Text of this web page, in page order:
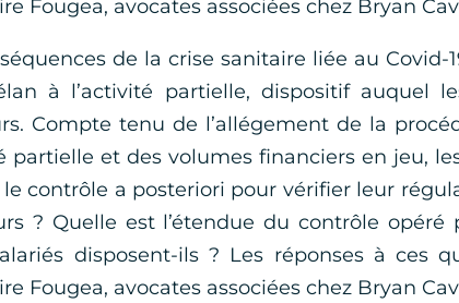
Fougea, avocates associées chez Bryan
de la crise sanitaire liée au Covid-
à l’activité partielle, dispositif auquel
Compte tenu de l’allégement de la
partielle et des volumes financiers en jeu,
contrôle a posteriori pour vérifier leur
? Quelle est l’étendue du contrôle opéré
disposent-ils ? Les réponses à ces
Fougea, avocates associées chez Bryan